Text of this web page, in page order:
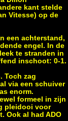
kant stelde
Vitesse) op de
een achterstand,
engel. In de
te stranden in
inschoot: 0-1.
Toch zag
via een schuiver
enorm.
formeel in zijn
pleidooi voor
Ook al had ADO